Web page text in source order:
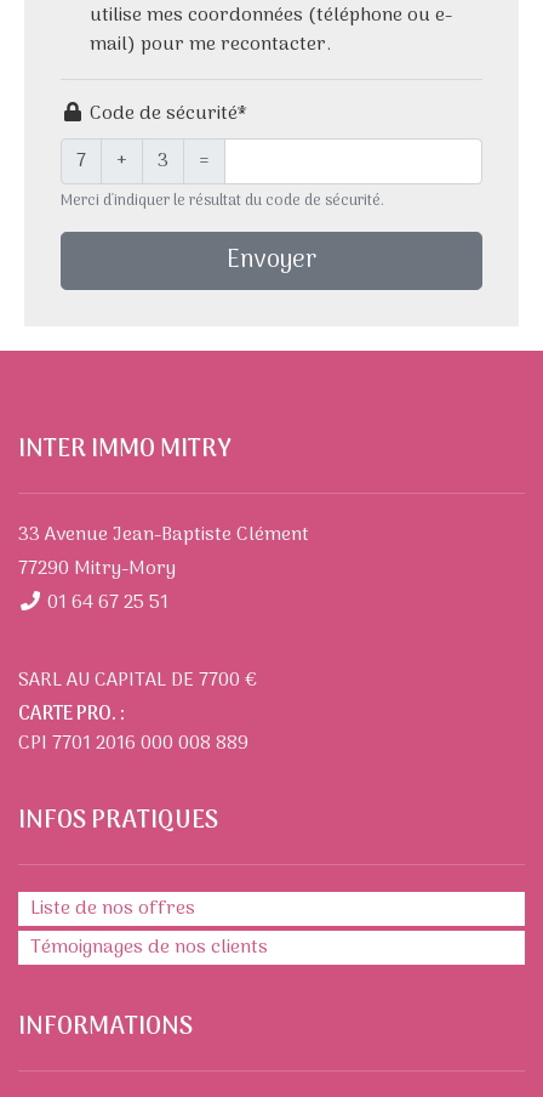
utilise mes coordonnées (téléphone ou e-
mail) pour me recontacter.
Code de sécurité*
7
+ 3 =
Merci d'indiquer le résultat du code de sécurité.
Envoyer
INTER IMMO MITRY
33 Avenue Jean-Baptiste Clément
77290 Mitry-Mory
01 64 67 25 51
SARL AU CAPITAL DE 7700 €
CARTE PRO. :
CPI 7701 2016 000 008 889
INFOS PRATIQUES
Liste de nos offres
Témoignages de nos clients
INFORMATIONS